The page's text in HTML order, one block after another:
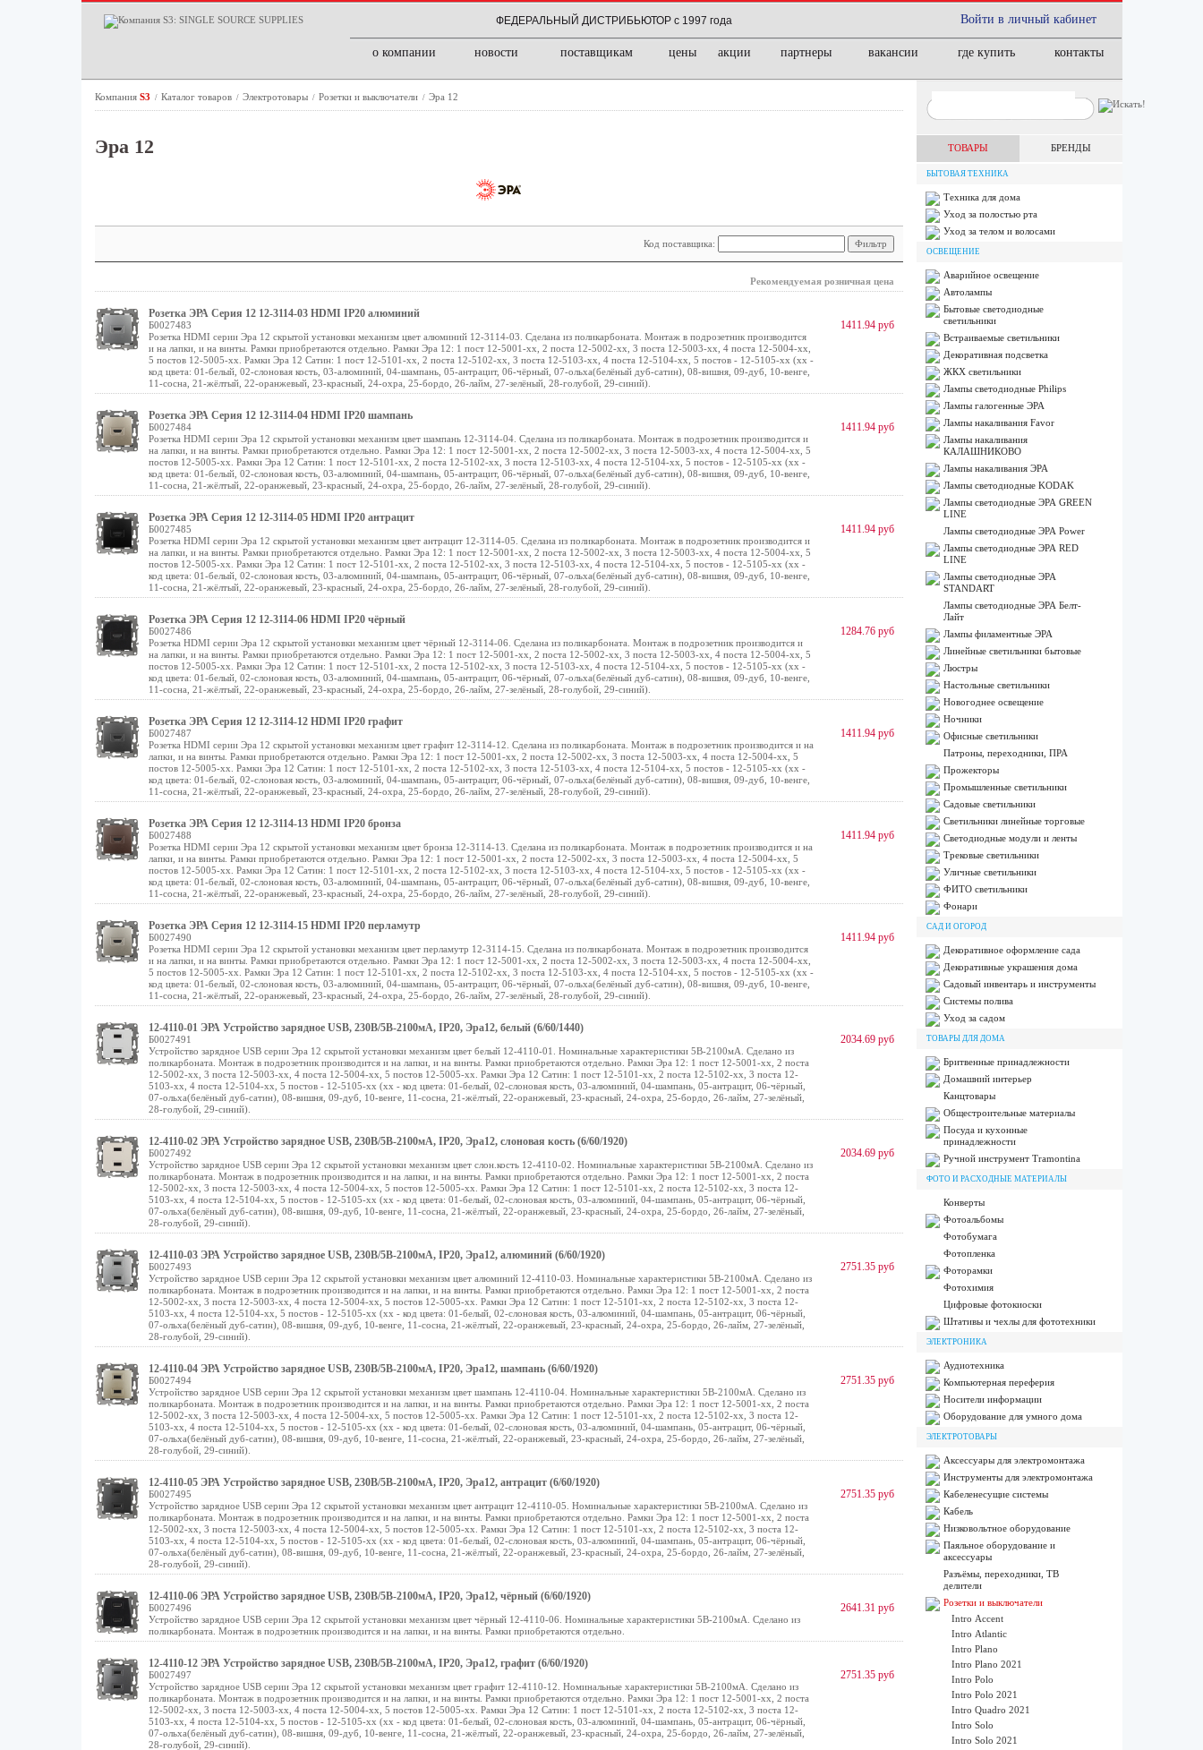
Войти в личный кабинет
ФЕДЕРАЛЬНЫЙ ДИСТРИБЬЮТОР с 1997 года
о компании новости поставщикам цены акции партнеры вакансии где купить контакты
Компания S3 / Каталог товаров / Электротовары / Розетки и выключатели / Эра 12
Эра 12
Код поставщика:
Рекомендуемая розничная цена
Розетка ЭРА Серия 12 12-3114-03 HDMI IP20 алюминий
Б0027483
Розетка HDMI серии Эра 12 скрытой установки механизм цвет алюминий 12-3114-03. Сделана из поликарбоната. Монтаж в подрозетник производится
и на лапки, и на винты. Рамки приобретаются отдельно. Рамки Эра 12: 1 пост 12-5001-хх, 2 поста 12-5002-хх, 3 поста 12-5003-хх, 4 поста 12-5004-хх,
5 постов 12-5005-хх. Рамки Эра 12 Сатин: 1 пост 12-5101-хх, 2 поста 12-5102-хх, 3 поста 12-5103-хх, 4 поста 12-5104-хх, 5 постов - 12-5105-хх (хх -
код цвета: 01-белый, 02-слоновая кость, 03-алюминий, 04-шампань, 05-антрацит, 06-чёрный, 07-ольха(белёный дуб-сатин), 08-вишня, 09-дуб, 10-венге,
11-сосна, 21-жёлтый, 22-оранжевый, 23-красный, 24-охра, 25-бордо, 26-лайм, 27-зелёный, 28-голубой, 29-синий).
1411.94 руб
Розетка ЭРА Серия 12 12-3114-04 HDMI IP20 шампань
Б0027484
Розетка HDMI серии Эра 12 скрытой установки механизм цвет шампань 12-3114-04. Сделана из поликарбоната. Монтаж в подрозетник производится и
на лапки, и на винты. Рамки приобретаются отдельно. Рамки Эра 12: 1 пост 12-5001-хх, 2 поста 12-5002-хх, 3 поста 12-5003-хх, 4 поста 12-5004-хх, 5
постов 12-5005-хх. Рамки Эра 12 Сатин: 1 пост 12-5101-хх, 2 поста 12-5102-хх, 3 поста 12-5103-хх, 4 поста 12-5104-хх, 5 постов - 12-5105-хх (хх -
код цвета: 01-белый, 02-слоновая кость, 03-алюминий, 04-шампань, 05-антрацит, 06-чёрный, 07-ольха(белёный дуб-сатин), 08-вишня, 09-дуб, 10-венге,
11-сосна, 21-жёлтый, 22-оранжевый, 23-красный, 24-охра, 25-бордо, 26-лайм, 27-зелёный, 28-голубой, 29-синий).
1411.94 руб
Розетка ЭРА Серия 12 12-3114-05 HDMI IP20 антрацит
Б0027485
Розетка HDMI серии Эра 12 скрытой установки механизм цвет антрацит 12-3114-05. Сделана из поликарбоната. Монтаж в подрозетник производится и
на лапки, и на винты. Рамки приобретаются отдельно. Рамки Эра 12: 1 пост 12-5001-хх, 2 поста 12-5002-хх, 3 поста 12-5003-хх, 4 поста 12-5004-хх, 5
постов 12-5005-хх. Рамки Эра 12 Сатин: 1 пост 12-5101-хх, 2 поста 12-5102-хх, 3 поста 12-5103-хх, 4 поста 12-5104-хх, 5 постов - 12-5105-хх (хх -
код цвета: 01-белый, 02-слоновая кость, 03-алюминий, 04-шампань, 05-антрацит, 06-чёрный, 07-ольха(белёный дуб-сатин), 08-вишня, 09-дуб, 10-венге,
11-сосна, 21-жёлтый, 22-оранжевый, 23-красный, 24-охра, 25-бордо, 26-лайм, 27-зелёный, 28-голубой, 29-синий).
1411.94 руб
Розетка ЭРА Серия 12 12-3114-06 HDMI IP20 чёрный
Б0027486
Розетка HDMI серии Эра 12 скрытой установки механизм цвет чёрный 12-3114-06. Сделана из поликарбоната. Монтаж в подрозетник производится и
на лапки, и на винты. Рамки приобретаются отдельно. Рамки Эра 12: 1 пост 12-5001-хх, 2 поста 12-5002-хх, 3 поста 12-5003-хх, 4 поста 12-5004-хх, 5
постов 12-5005-хх. Рамки Эра 12 Сатин: 1 пост 12-5101-хх, 2 поста 12-5102-хх, 3 поста 12-5103-хх, 4 поста 12-5104-хх, 5 постов - 12-5105-хх (хх -
код цвета: 01-белый, 02-слоновая кость, 03-алюминий, 04-шампань, 05-антрацит, 06-чёрный, 07-ольха(белёный дуб-сатин), 08-вишня, 09-дуб, 10-венге,
11-сосна, 21-жёлтый, 22-оранжевый, 23-красный, 24-охра, 25-бордо, 26-лайм, 27-зелёный, 28-голубой, 29-синий).
1284.76 руб
Розетка ЭРА Серия 12 12-3114-12 HDMI IP20 графит
Б0027487
Розетка HDMI серии Эра 12 скрытой установки механизм цвет графит 12-3114-12. Сделана из поликарбоната. Монтаж в подрозетник производится и на
лапки, и на винты. Рамки приобретаются отдельно. Рамки Эра 12: 1 пост 12-5001-хх, 2 поста 12-5002-хх, 3 поста 12-5003-хх, 4 поста 12-5004-хх, 5
постов 12-5005-хх. Рамки Эра 12 Сатин: 1 пост 12-5101-хх, 2 поста 12-5102-хх, 3 поста 12-5103-хх, 4 поста 12-5104-хх, 5 постов - 12-5105-хх (хх -
код цвета: 01-белый, 02-слоновая кость, 03-алюминий, 04-шампань, 05-антрацит, 06-чёрный, 07-ольха(белёный дуб-сатин), 08-вишня, 09-дуб, 10-венге,
11-сосна, 21-жёлтый, 22-оранжевый, 23-красный, 24-охра, 25-бордо, 26-лайм, 27-зелёный, 28-голубой, 29-синий).
1411.94 руб
Розетка ЭРА Серия 12 12-3114-13 HDMI IP20 бронза
Б0027488
Розетка HDMI серии Эра 12 скрытой установки механизм цвет бронза 12-3114-13. Сделана из поликарбоната. Монтаж в подрозетник производится и на
лапки, и на винты. Рамки приобретаются отдельно. Рамки Эра 12: 1 пост 12-5001-хх, 2 поста 12-5002-хх, 3 поста 12-5003-хх, 4 поста 12-5004-хх, 5
постов 12-5005-хх. Рамки Эра 12 Сатин: 1 пост 12-5101-хх, 2 поста 12-5102-хх, 3 поста 12-5103-хх, 4 поста 12-5104-хх, 5 постов - 12-5105-хх (хх -
код цвета: 01-белый, 02-слоновая кость, 03-алюминий, 04-шампань, 05-антрацит, 06-чёрный, 07-ольха(белёный дуб-сатин), 08-вишня, 09-дуб, 10-венге,
11-сосна, 21-жёлтый, 22-оранжевый, 23-красный, 24-охра, 25-бордо, 26-лайм, 27-зелёный, 28-голубой, 29-синий).
1411.94 руб
Розетка ЭРА Серия 12 12-3114-15 HDMI IP20 перламутр
Б0027490
Розетка HDMI серии Эра 12 скрытой установки механизм цвет перламутр 12-3114-15. Сделана из поликарбоната. Монтаж в подрозетник производится
и на лапки, и на винты. Рамки приобретаются отдельно. Рамки Эра 12: 1 пост 12-5001-хх, 2 поста 12-5002-хх, 3 поста 12-5003-хх, 4 поста 12-5004-хх,
5 постов 12-5005-хх. Рамки Эра 12 Сатин: 1 пост 12-5101-хх, 2 поста 12-5102-хх, 3 поста 12-5103-хх, 4 поста 12-5104-хх, 5 постов - 12-5105-хх (хх -
код цвета: 01-белый, 02-слоновая кость, 03-алюминий, 04-шампань, 05-антрацит, 06-чёрный, 07-ольха(белёный дуб-сатин), 08-вишня, 09-дуб, 10-венге,
11-сосна, 21-жёлтый, 22-оранжевый, 23-красный, 24-охра, 25-бордо, 26-лайм, 27-зелёный, 28-голубой, 29-синий).
1411.94 руб
12-4110-01 ЭРА Устройство зарядное USB, 230В/5В-2100мА, IP20, Эра12, белый (6/60/1440)
Б0027491
Устройство зарядное USB серии Эра 12 скрытой установки механизм цвет белый 12-4110-01. Номинальные характеристики 5В-2100мА. Сделано из
поликарбоната. Монтаж в подрозетник производится и на лапки, и на винты. Рамки приобретаются отдельно. Рамки Эра 12: 1 пост 12-5001-хх, 2 поста
12-5002-хх, 3 поста 12-5003-хх, 4 поста 12-5004-хх, 5 постов 12-5005-хх. Рамки Эра 12 Сатин: 1 пост 12-5101-хх, 2 поста 12-5102-хх, 3 поста 12-
5103-хх, 4 поста 12-5104-хх, 5 постов - 12-5105-хх (хх - код цвета: 01-белый, 02-слоновая кость, 03-алюминий, 04-шампань, 05-антрацит, 06-чёрный,
07-ольха(белёный дуб-сатин), 08-вишня, 09-дуб, 10-венге, 11-сосна, 21-жёлтый, 22-оранжевый, 23-красный, 24-охра, 25-бордо, 26-лайм, 27-зелёный,
28-голубой, 29-синий).
2034.69 руб
12-4110-02 ЭРА Устройство зарядное USB, 230В/5В-2100мА, IP20, Эра12, слоновая кость (6/60/1920)
Б0027492
Устройство зарядное USB серии Эра 12 скрытой установки механизм цвет слон.кость 12-4110-02. Номинальные характеристики 5В-2100мА. Сделано из
поликарбоната. Монтаж в подрозетник производится и на лапки, и на винты. Рамки приобретаются отдельно. Рамки Эра 12: 1 пост 12-5001-хх, 2 поста
12-5002-хх, 3 поста 12-5003-хх, 4 поста 12-5004-хх, 5 постов 12-5005-хх. Рамки Эра 12 Сатин: 1 пост 12-5101-хх, 2 поста 12-5102-хх, 3 поста 12-
5103-хх, 4 поста 12-5104-хх, 5 постов - 12-5105-хх (хх - код цвета: 01-белый, 02-слоновая кость, 03-алюминий, 04-шампань, 05-антрацит, 06-чёрный,
07-ольха(белёный дуб-сатин), 08-вишня, 09-дуб, 10-венге, 11-сосна, 21-жёлтый, 22-оранжевый, 23-красный, 24-охра, 25-бордо, 26-лайм, 27-зелёный,
28-голубой, 29-синий).
2034.69 руб
12-4110-03 ЭРА Устройство зарядное USB, 230В/5В-2100мА, IP20, Эра12, алюминий (6/60/1920)
Б0027493
Устройство зарядное USB серии Эра 12 скрытой установки механизм цвет алюминий 12-4110-03. Номинальные характеристики 5В-2100мА. Сделано из
поликарбоната. Монтаж в подрозетник производится и на лапки, и на винты. Рамки приобретаются отдельно. Рамки Эра 12: 1 пост 12-5001-хх, 2 поста
12-5002-хх, 3 поста 12-5003-хх, 4 поста 12-5004-хх, 5 постов 12-5005-хх. Рамки Эра 12 Сатин: 1 пост 12-5101-хх, 2 поста 12-5102-хх, 3 поста 12-
5103-хх, 4 поста 12-5104-хх, 5 постов - 12-5105-хх (хх - код цвета: 01-белый, 02-слоновая кость, 03-алюминий, 04-шампань, 05-антрацит, 06-чёрный,
07-ольха(белёный дуб-сатин), 08-вишня, 09-дуб, 10-венге, 11-сосна, 21-жёлтый, 22-оранжевый, 23-красный, 24-охра, 25-бордо, 26-лайм, 27-зелёный,
28-голубой, 29-синий).
2751.35 руб
12-4110-04 ЭРА Устройство зарядное USB, 230В/5В-2100мА, IP20, Эра12, шампань (6/60/1920)
Б0027494
Устройство зарядное USB серии Эра 12 скрытой установки механизм цвет шампань 12-4110-04. Номинальные характеристики 5В-2100мА. Сделано из
поликарбоната. Монтаж в подрозетник производится и на лапки, и на винты. Рамки приобретаются отдельно. Рамки Эра 12: 1 пост 12-5001-хх, 2 поста
12-5002-хх, 3 поста 12-5003-хх, 4 поста 12-5004-хх, 5 постов 12-5005-хх. Рамки Эра 12 Сатин: 1 пост 12-5101-хх, 2 поста 12-5102-хх, 3 поста 12-
5103-хх, 4 поста 12-5104-хх, 5 постов - 12-5105-хх (хх - код цвета: 01-белый, 02-слоновая кость, 03-алюминий, 04-шампань, 05-антрацит, 06-чёрный,
07-ольха(белёный дуб-сатин), 08-вишня, 09-дуб, 10-венге, 11-сосна, 21-жёлтый, 22-оранжевый, 23-красный, 24-охра, 25-бордо, 26-лайм, 27-зелёный,
28-голубой, 29-синий).
2751.35 руб
12-4110-05 ЭРА Устройство зарядное USB, 230В/5В-2100мА, IP20, Эра12, антрацит (6/60/1920)
Б0027495
Устройство зарядное USB серии Эра 12 скрытой установки механизм цвет антрацит 12-4110-05. Номинальные характеристики 5В-2100мА. Сделано из
поликарбоната. Монтаж в подрозетник производится и на лапки, и на винты. Рамки приобретаются отдельно. Рамки Эра 12: 1 пост 12-5001-хх, 2 поста
12-5002-хх, 3 поста 12-5003-хх, 4 поста 12-5004-хх, 5 постов 12-5005-хх. Рамки Эра 12 Сатин: 1 пост 12-5101-хх, 2 поста 12-5102-хх, 3 поста 12-
5103-хх, 4 поста 12-5104-хх, 5 постов - 12-5105-хх (хх - код цвета: 01-белый, 02-слоновая кость, 03-алюминий, 04-шампань, 05-антрацит, 06-чёрный,
07-ольха(белёный дуб-сатин), 08-вишня, 09-дуб, 10-венге, 11-сосна, 21-жёлтый, 22-оранжевый, 23-красный, 24-охра, 25-бордо, 26-лайм, 27-зелёный,
28-голубой, 29-синий).
2751.35 руб
12-4110-06 ЭРА Устройство зарядное USB, 230В/5В-2100мА, IP20, Эра12, чёрный (6/60/1920)
Б0027496
Устройство зарядное USB серии Эра 12 скрытой установки механизм цвет чёрный 12-4110-06. Номинальные характеристики 5В-2100мА. Сделано из
поликарбоната. Монтаж в подрозетник производится и на лапки, и на винты. Рамки приобретаются отдельно.
2641.31 руб
12-4110-12 ЭРА Устройство зарядное USB, 230В/5В-2100мА, IP20, Эра12, графит (6/60/1920)
Б0027497
Устройство зарядное USB серии Эра 12 скрытой установки механизм цвет графит 12-4110-12. Номинальные характеристики 5В-2100мА. Сделано из
поликарбоната. Монтаж в подрозетник производится и на лапки, и на винты. Рамки приобретаются отдельно. Рамки Эра 12: 1 пост 12-5001-хх, 2 поста
12-5002-хх, 3 поста 12-5003-хх, 4 поста 12-5004-хх, 5 постов 12-5005-хх. Рамки Эра 12 Сатин: 1 пост 12-5101-хх, 2 поста 12-5102-хх, 3 поста 12-
5103-хх, 4 поста 12-5104-хх, 5 постов - 12-5105-хх (хх - код цвета: 01-белый, 02-слоновая кость, 03-алюминий, 04-шампань, 05-антрацит, 06-чёрный,
07-ольха(белёный дуб-сатин), 08-вишня, 09-дуб, 10-венге, 11-сосна, 21-жёлтый, 22-оранжевый, 23-красный, 24-охра, 25-бордо, 26-лайм, 27-зелёный,
28-голубой, 29-синий).
2751.35 руб
ТОВАРЫ БРЕНДЫ
БЫТОВАЯ ТЕХНИКА
Техника для дома
Уход за полостью рта
Уход за телом и волосами
ОСВЕЩЕНИЕ
Аварийное освещение
Автолампы
Бытовые светодиодные
светильники
Встраиваемые светильники
Декоративная подсветка
ЖКХ светильники
Лампы cветодиодные Philips
Лампы галогенные ЭРА
Лампы накаливания Favor
Лампы накаливания
КАЛАШНИКОВО
Лампы накаливания ЭРА
Лампы светодиодные KODAK
Лампы светодиодные ЭРА GREEN
LINE
Лампы светодиодные ЭРА Power
Лампы светодиодные ЭРА RED
LINE
Лампы светодиодные ЭРА
STANDART
Лампы светодиодные ЭРА Белт-
Лайт
Лампы филаментные ЭРА
Линейные светильники бытовые
Люстры
Настольные светильники
Новогоднее освещение
Ночники
Офисные светильники
Патроны, переходники, ПРА
Прожекторы
Промышленные светильники
Садовые светильники
Светильники линейные торговые
Светодиодные модули и ленты
Трековые светильники
Уличные светильники
ФИТО светильники
Фонари
САД И ОГОРОД
Декоративное оформление сада
Декоративные украшения дома
Садовый инвентарь и инструменты
Системы полива
Уход за садом
ТОВАРЫ ДЛЯ ДОМА
Бритвенные принадлежности
Домашний интерьер
Канцтовары
Общестроительные материалы
Посуда и кухонные
принадлежности
Ручной инструмент Tramontina
ФОТО И РАСХОДНЫЕ МАТЕРИАЛЫ
Конверты
Фотоальбомы
Фотобумага
Фотопленка
Фоторамки
Фотохимия
Цифровые фотокиоски
Штативы и чехлы для фототехники
ЭЛЕКТРОНИКА
Аудиотехника
Компьютерная переферия
Носители информации
Оборудование для умного дома
ЭЛЕКТРОТОВАРЫ
Аксессуары для электромонтажа
Инструменты для электромонтажа
Кабеленесущие системы
Кабель
Низковольтное оборудование
Паяльное оборудование и
аксессуары
Разъёмы, переходники, ТВ
делители
Розетки и выключатели
Intro Accent
Intro Atlantic
Intro Plano
Intro Plano 2021
Intro Polo
Intro Polo 2021
Intro Quadro 2021
Intro Solo
Intro Solo 2021